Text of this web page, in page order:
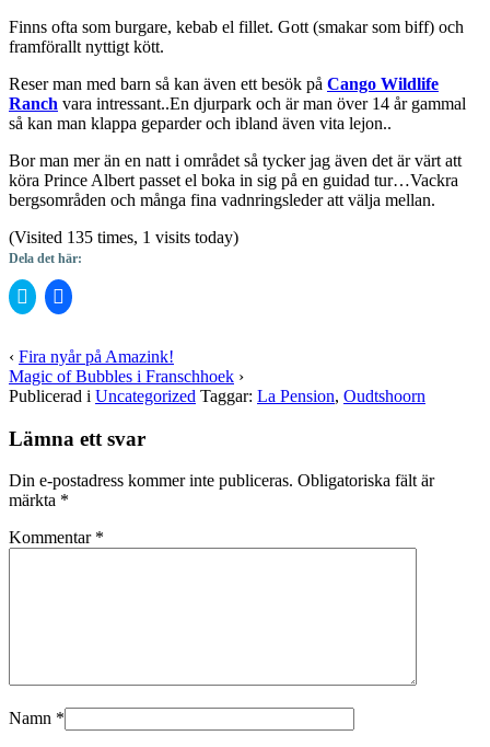
Finns ofta som burgare, kebab el fillet. Gott (smakar som biff) och
framförallt nyttigt kött.
Reser man med barn så kan även ett besök på Cango Wildlife
Ranch vara intressant..En djurpark och är man över 14 år gammal
så kan man klappa geparder och ibland även vita lejon..
Bor man mer än en natt i området så tycker jag även det är värt att
köra Prince Albert passet el boka in sig på en guidad tur…Vackra
bergsområden och många fina vadnringsleder att välja mellan.
(Visited 135 times, 1 visits today)
Dela det här:
Klicka
för
på
Twitter
(Öppnas
i
ett
fönster)
Klicka
för
på
Facebook
(Öppnas
i
ett
fönster)
‹ Fira nyår på Amazink!
Magic of Bubbles i Franschhoek ›
Publicerad i Uncategorized Taggar: La Pension, Oudtshoorn
Lämna ett svar
Din e-postadress kommer inte publiceras. Obligatoriska fält är
märkta *
Kommentar *
Namn *